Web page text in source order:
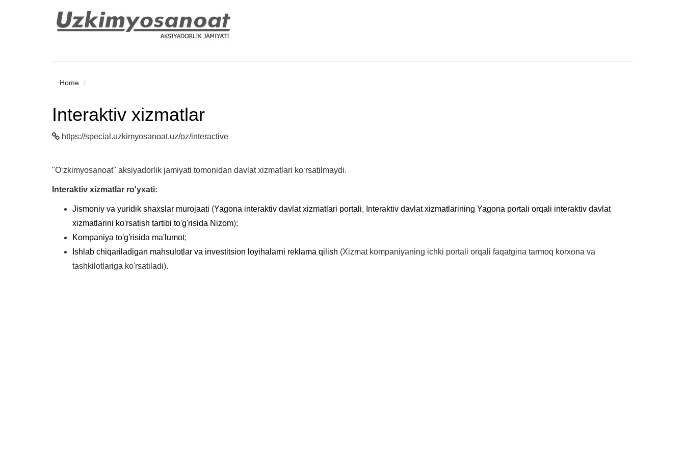
Home
Interaktiv xizmatlar
https://special.uzkimyosanoat.uz/oz/interactive
"O‘zkimyosanoat" aksiyadorlik jamiyati tomonidan davlat xizmatlari ko‘rsatilmaydi.
Interaktiv xizmatlar ro'yxati:
Jismoniy va yuridik shaxslar murojaati (Yagona interaktiv davlat xizmatlari portali, Interaktiv davlat xizmatlarining Yagona portali orqali interaktiv davlat
xizmatlarini ko'rsatish tartibi to'g'risida Nizom);
Kompaniya to'g'risida ma'lumot;
Ishlab chiqariladigan mahsulotlar va investitsion loyihalarni reklama qilish (Xizmat kompaniyaning ichki portali orqali faqatgina tarmoq korxona va
tashkilotlariga ko'rsatiladi).